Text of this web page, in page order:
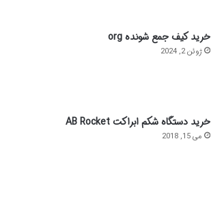
خرید کیف جمع شونده org
ژوئن 2, 2024
خرید دستگاه شکم ابراکت AB Rocket
می 15, 2018